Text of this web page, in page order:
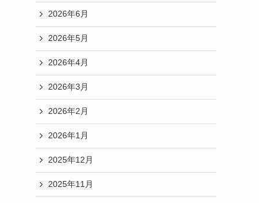
2026年6月
2026年5月
2026年4月
2026年3月
2026年2月
2026年1月
2025年12月
2025年11月